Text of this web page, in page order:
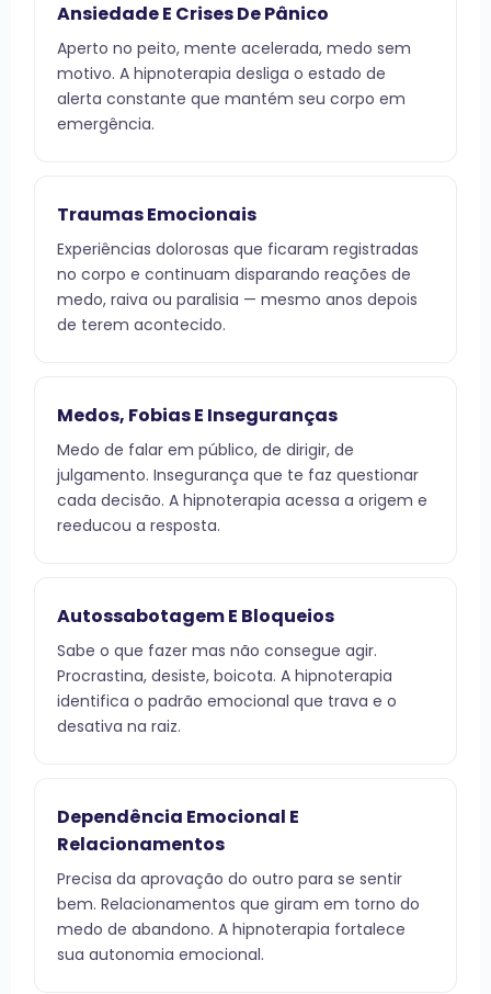
Ansiedade E Crises De Pânico
Aperto no peito, mente acelerada, medo sem
motivo. A hipnoterapia desliga o estado de
alerta constante que mantém seu corpo em
emergência.
Traumas Emocionais
Experiências dolorosas que ficaram registradas
no corpo e continuam disparando reações de
medo, raiva ou paralisia — mesmo anos depois
de terem acontecido.
Medos, Fobias E Inseguranças
Medo de falar em público, de dirigir, de
julgamento. Insegurança que te faz questionar
cada decisão. A hipnoterapia acessa a origem e
reeducou a resposta.
Autossabotagem E Bloqueios
Sabe o que fazer mas não consegue agir.
Procrastina, desiste, boicota. A hipnoterapia
identifica o padrão emocional que trava e o
desativa na raiz.
Dependência Emocional E
Relacionamentos
Precisa da aprovação do outro para se sentir
bem. Relacionamentos que giram em torno do
medo de abandono. A hipnoterapia fortalece
sua autonomia emocional.